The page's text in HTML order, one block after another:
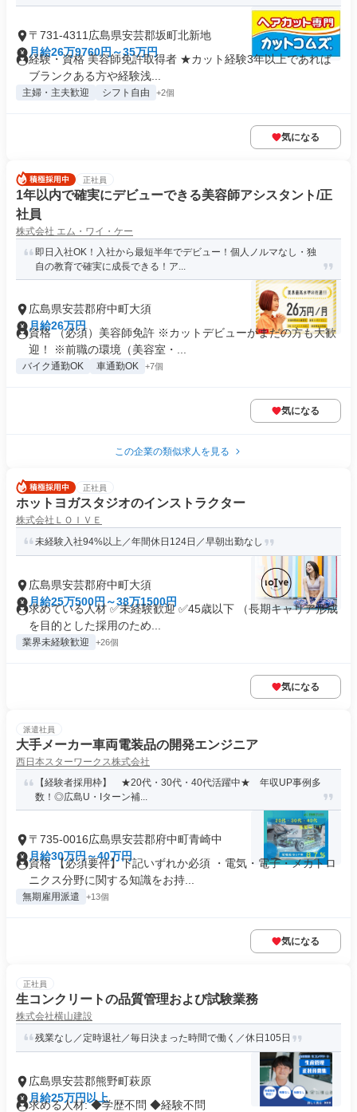
〒731-4311広島県安芸郡坂町北新地
月給26万9760円～35万円
経験・資格 美容師免許取得者 ★カット経験3年以上であれば
ブランクある方や経験浅...
主婦・主夫歓迎 シフト自由 +2個
気になる
正社員
1年以内で確実にデビューできる美容師アシスタント/正
社員
株式会社 エム・ワイ・ケー
即日入社OK！入社から最短半年でデビュー！個人ノルマなし・独
自の教育で確実に成長できる！ア...
広島県安芸郡府中町大須
月給26万円
資格 （必須）美容師免許 ※カットデビューがまだの方も大歓
迎！ ※前職の環境（美容室・...
バイク通勤OK 車通勤OK +7個
気になる
この企業の類似求人を見る
正社員
ホットヨガスタジオのインストラクター
株式会社ＬＯＩＶＥ
未経験入社94%以上／年間休日124日／早朝出勤なし
広島県安芸郡府中町大須
月給25万500円～38万1500円
求めている人材 ✅未経験歓迎 ✅45歳以下 （長期キャリア形成
を目的とした採用のため...
業界未経験歓迎 +26個
気になる
派遣社員
大手メーカー車両電装品の開発エンジニア
西日本スターワークス株式会社
【経験者採用枠】 ★20代・30代・40代活躍中★ 年収UP事例多
数！◎広島U・Iターン補...
〒735-0016広島県安芸郡府中町青崎中
月給30万円～40万円
資格 【必須要件】下記いずれか必須 ・電気・電子・メカトロ
ニクス分野に関する知識をお持...
無期雇用派遣 +13個
気になる
正社員
生コンクリートの品質管理および試験業務
株式会社横山建設
残業なし／定時退社／毎日決まった時間で働く／休日105日
広島県安芸郡熊野町萩原
月給25万円以上
求める人材: ◆学歴不問 ◆経験不問